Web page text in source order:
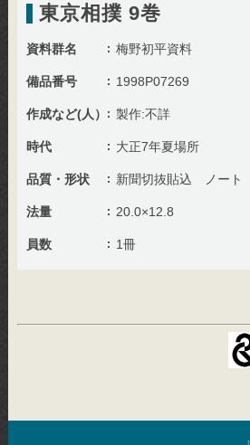
東京相撲 9巻
資料群名 梅野初平資料
備品番号 1998P07269
作成など(人） 製作:不詳
時代 大正7年夏場所
品質・形状 新聞切抜貼込 ノート
法量 20.0×12.8
員数 1冊